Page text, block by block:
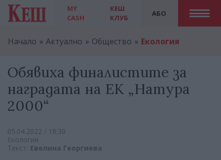
MY
CASH
АБО
КЕШ
КЛУБ
Начало Актуално Общество Екология
Обявиха финалистите за
наградата на ЕК „Натура
2000“
05.04.2022 / 18:30
Екология
Текст: Евелина Георгиева